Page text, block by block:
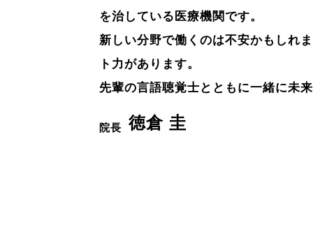
を治している医療機関です。
新しい分野で働くのは不安かもしれ
ト力があります。
先輩の言語聴覚士とともに一緒に未
院長 徳倉 圭